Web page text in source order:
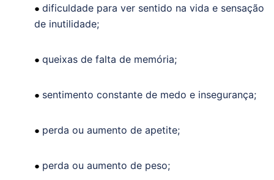
● dificuldade para ver sentido na vida e sensação
de inutilidade;
● queixas de falta de memória;
● sentimento constante de medo e insegurança;
● perda ou aumento de apetite;
● perda ou aumento de peso;